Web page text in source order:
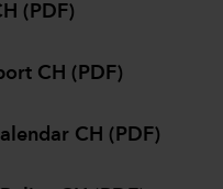
(PDF)
CH (PDF)
CH (PDF)